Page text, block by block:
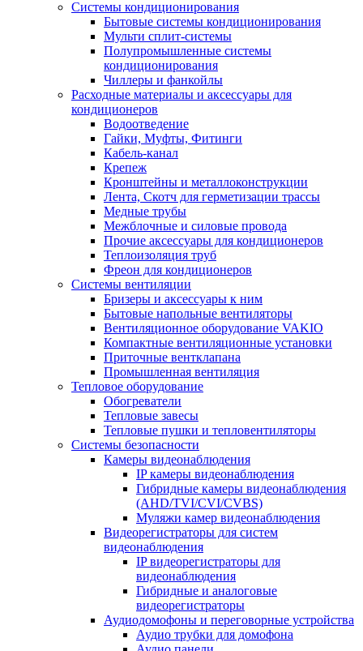
Системы кондиционирования
Бытовые системы кондиционирования
Мульти сплит-системы
Полупромышленные системы
кондиционирования
Чиллеры и фанкойлы
Расходные материалы и аксессуары для
кондиционеров
Водоотведение
Гайки, Муфты, Фитинги
Кабель-канал
Крепеж
Кронштейны и металлоконструкции
Лента, Скотч для герметизации трассы
Медные трубы
Межблочные и силовые провода
Прочие аксессуары для кондиционеров
Теплоизоляция труб
Фреон для кондиционеров
Системы вентиляции
Бризеры и аксессуары к ним
Бытовые напольные вентиляторы
Вентиляционное оборудование VAKIO
Компактные вентиляционные установки
Приточные вентклапана
Промышленная вентиляция
Тепловое оборудование
Обогреватели
Тепловые завесы
Тепловые пушки и тепловентиляторы
Системы безопасности
Камеры видеонаблюдения
IP камеры видеонаблюдения
Гибридные камеры видеонаблюдения
(AHD/TVI/CVI/CVBS)
Муляжи камер видеонаблюдения
Видеорегистраторы для систем
видеонаблюдения
IP видеорегистраторы для
видеонаблюдения
Гибридные и аналоговые
видеорегистраторы
Аудиодомофоны и переговорные устройства
Аудио трубки для домофона